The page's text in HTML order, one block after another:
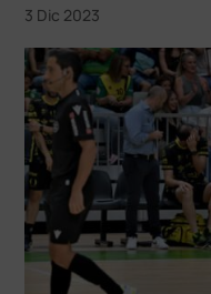
3 Dic 2023